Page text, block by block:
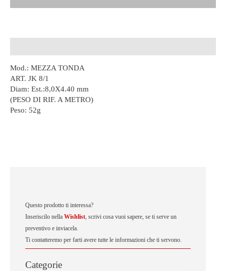
Questo prodotto ti interessa?
Inseriscilo nella Wishlist, scrivi cosa vuoi sapere, se ti serve un
preventivo e inviacela.
Ti contatteremo per farti avere tutte le informazioni che ti servono.
Categorie
Mod.: MEZZA TONDA
ART. JK 8/1
Diam: Est.:8,0X4.40 mm
(PESO DI RIF. A METRO)
Peso: 52g